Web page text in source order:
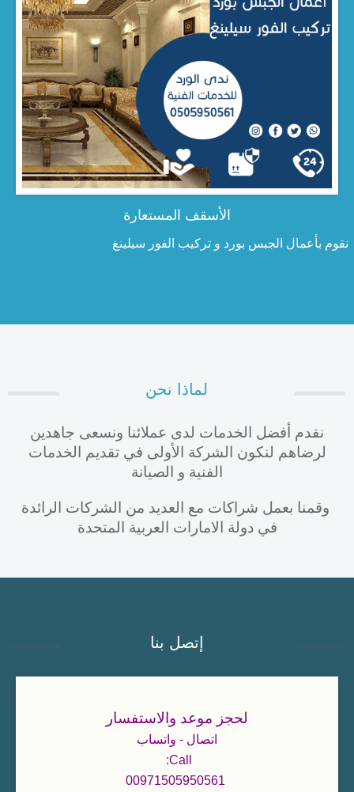
الأسقف المستعارة
نقوم بأعمال الجبس بورد و تركيب الفور سيلينغ
لماذا نحن
نقدم أفضل الخدمات لدى عملائنا ونسعى جاهدين
لرضاهم لنكون الشركة الأولى في تقديم الخدمات
الفنية و الصيانة
وقمنا بعمل شراكات مع العديد من الشركات الرائدة
في دولة الامارات العربية المتحدة
إتصل بنا
لحجز موعد والاستفسار
اتصال - واتساب
Call:
00971505950561